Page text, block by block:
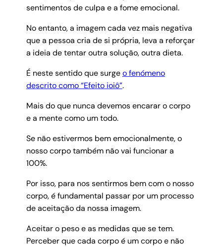
sentimentos de culpa e a fome emocional.
No entanto, a imagem cada vez mais negativa
que a pessoa cria de si própria, leva a reforçar
a ideia de tentar outra solução, outra dieta.
É neste sentido que surgeo fenómeno
descrito como “Efeito ioiô”.
Mais do que nunca devemos encarar o corpo
e a mente como um todo.
Se não estivermos bem emocionalmente, o
nosso corpo também não vai funcionar a
100%.
Por isso, para nos sentirmos bem com o nosso
corpo, é fundamental passar por um processo
de aceitação da nossa imagem.
Aceitar o peso e as medidas que se tem.
Perceber que cada corpo é um corpo e não